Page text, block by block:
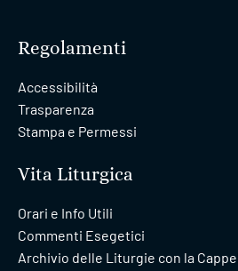
Regolamenti
Accessibilità
Trasparenza
Stampa e Permessi
Vita Liturgica
Orari e Info Utili
Commenti Esegetici
Archivio delle Liturgie con la